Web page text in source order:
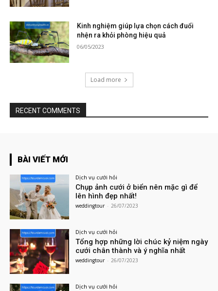
Kinh nghiệm giúp lựa chọn cách đuổi
nhện ra khỏi phòng hiệu quả
06/05/2023
Load more
RECENT COMMENTS
BÀI VIẾT MỚI
Dịch vụ cưới hỏi
Chụp ảnh cưới ở biển nên mặc gì để
lên hình đẹp nhất!
weddingtour - 26/07/2023
Dịch vụ cưới hỏi
Tổng hợp những lời chúc kỷ niệm ngày
cưới chân thành và ý nghĩa nhất
weddingtour - 26/07/2023
Dịch vụ cưới hỏi